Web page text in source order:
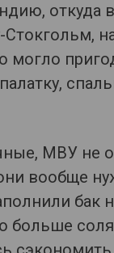
откуда
Стокгольм,
могло
МВУ не
вообще
бак
больше